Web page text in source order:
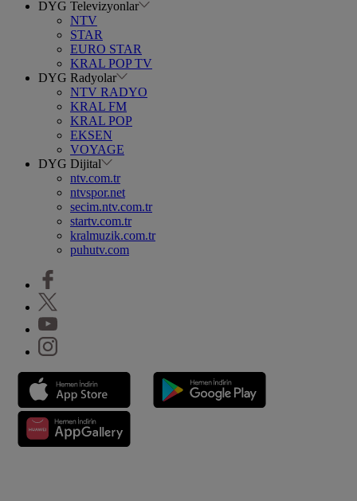
DYG Televizyonlar
NTV
STAR
EURO STAR
KRAL POP TV
DYG Radyolar
NTV RADYO
KRAL FM
KRAL POP
EKSEN
VOYAGE
DYG Dijital
ntv.com.tr
ntvspor.net
secim.ntv.com.tr
startv.com.tr
kralmuzik.com.tr
puhutv.com